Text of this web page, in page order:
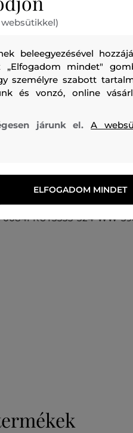
enyhén ejtett vállakkal és
kerek
márkajelzés egészíti ki a
darab 100%-ban
amely kellemes
majd. Rendkívül
köszönhetően öltözékének
0084FRUT3333-324-WW-
beleegyezésével
„Elfogadom mindet"
személyre szabott
és vonzó, online
járunk el.A
ELFOGADOM MINDET